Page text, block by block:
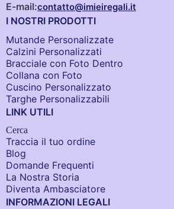
E-mail:contatto@imieiregali.it
I NOSTRI PRODOTTI
Mutande Personalizzate
Calzini Personalizzati
Bracciale con Foto Dentro​
Collana con Foto
Cuscino Personalizzato
Targhe Personalizzabili
LINK UTILI
Cerca
Traccia il tuo ordine
Blog
Domande Frequenti
La Nostra Storia
Diventa Ambasciatore
INFORMAZIONI LEGALI